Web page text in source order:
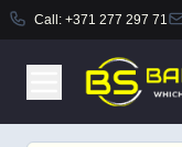
Call: +371 277 297 71